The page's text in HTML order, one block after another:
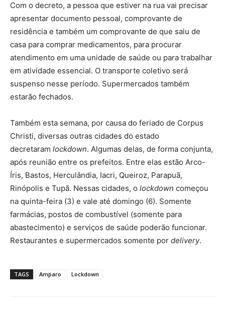
Com o decreto, a pessoa que estiver na rua vai precisar
apresentar documento pessoal, comprovante de
residência e também um comprovante de que saiu de
casa para comprar medicamentos, para procurar
atendimento em uma unidade de saúde ou para trabalhar
em atividade essencial. O transporte coletivo será
suspenso nesse período. Supermercados também
estarão fechados.
Também esta semana, por causa do feriado de Corpus
Christi, diversas outras cidades do estado
decretaram lockdown. Algumas delas, de forma conjunta,
após reunião entre os prefeitos. Entre elas estão Arco-
Íris, Bastos, Herculândia, Iacri, Queiroz, Parapuã,
Rinópolis e Tupã. Nessas cidades, o lockdown começou
na quinta-feira (3) e vale até domingo (6). Somente
farmácias, postos de combustível (somente para
abastecimento) e serviços de saúde poderão funcionar.
Restaurantes e supermercados somente por delivery.
TAGS Amparo Lockdown